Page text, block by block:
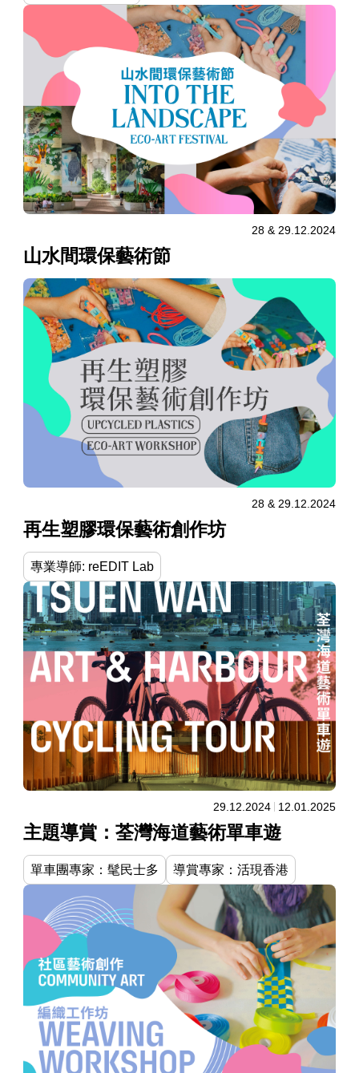
28 & 29.12.2024
山水間環保藝術節
28 & 29.12.2024
再生塑膠環保藝術創作坊
專業導師: reEDIT Lab
29.12.2024 12.01.2025
主題導賞：荃灣海道藝術單車遊
單車團專家：髦民士多 導賞專家：活現香港